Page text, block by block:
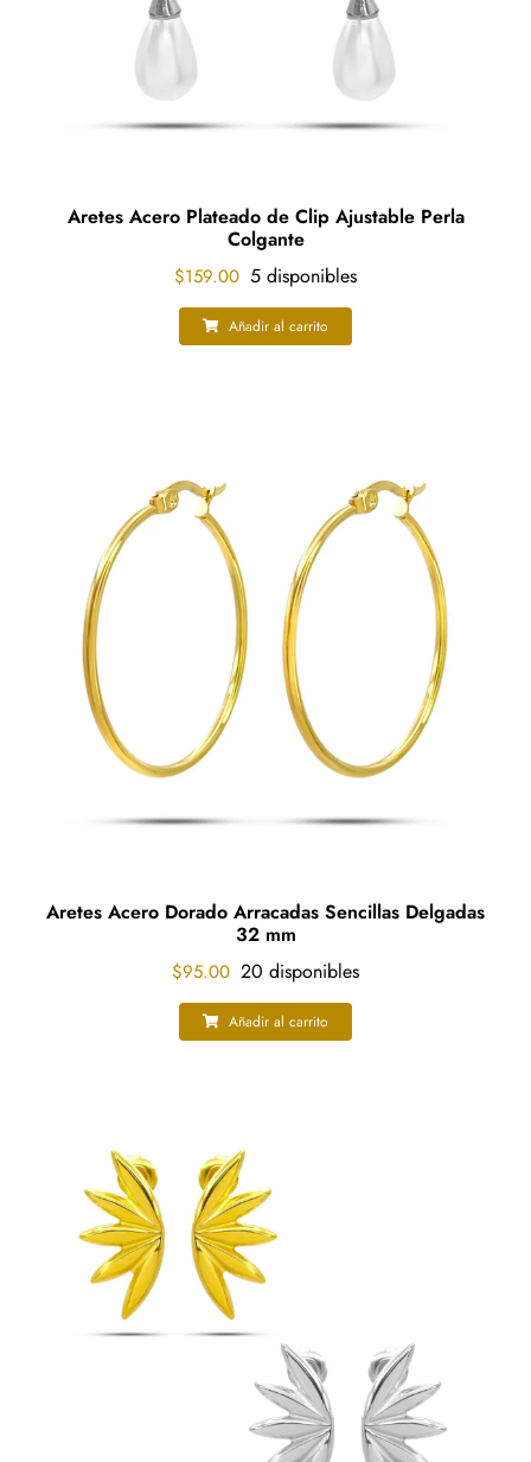
Aretes Acero Plateado de Clip Ajustable Perla
Colgante
$159.00 5 disponibles
Añadir al carrito
Aretes Acero Dorado Arracadas Sencillas Delgadas
32 mm
$95.00 20 disponibles
Añadir al carrito